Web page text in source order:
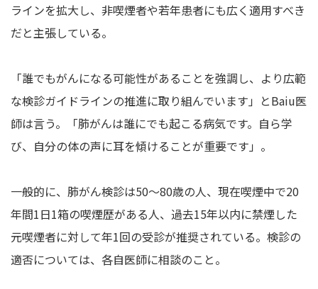
ラインを拡大し、非喫煙者や若年患者にも広く適用すべき
だと主張している。
「誰でもがんになる可能性があることを強調し、より広範
な検診ガイドラインの推進に取り組んでいます」とBaiu医
師は言う。「肺がんは誰にでも起こる病気です。自ら学
び、自分の体の声に耳を傾けることが重要です」。
一般的に、肺がん検診は50～80歳の人、現在喫煙中で20
年間1日1箱の喫煙歴がある人、過去15年以内に禁煙した
元喫煙者に対して年1回の受診が推奨されている。検診の
適否については、各自医師に相談のこと。